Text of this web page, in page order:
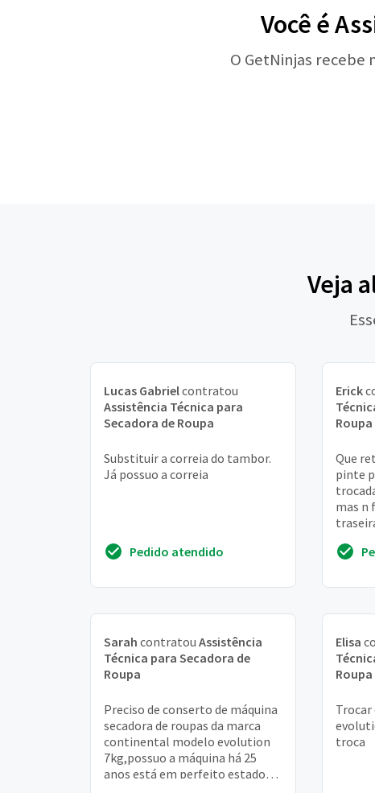
Você é
O GetNinjas recebe
Veja
Lucas Gabrielcontratou
Assistência Técnica para
Secadora de Roupa
Substituir a correia do tambor.
Já possuo a correia
Pedido atendido
Erick
Roupa
Que
pinte
mas n
Sarah contratou Assistência
Técnica para Secadora de
Roupa
Preciso de conserto de máquina
secadora de roupas da marca
continental modelo evolution
7kg,possuo a máquina há 25
anos está em perfeito estado
Elisa
Roupa
Trocar
troca